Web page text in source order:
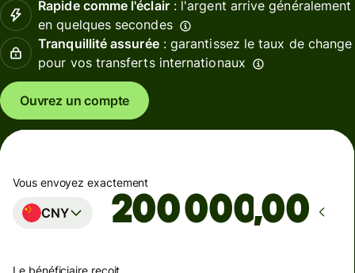
Rapide comme l'éclair: l'argent arrive généralement
en quelques secondes
Tranquillité assurée: garantissez le taux de change
pour vos transferts internationaux
Ouvrez un compte
Vous envoyez exactement
CNY ,00
Le bénéficiaire reçoit